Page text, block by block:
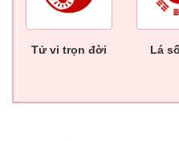
Tử vi trọn đời Lá